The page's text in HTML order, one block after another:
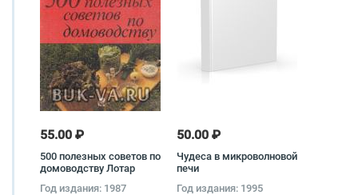
55.00 ₽
500 полезных советов по
домоводству Лотар
Год издания: 1987
50.00 ₽
Чудеса в микроволновой
печи
Год издания: 1995